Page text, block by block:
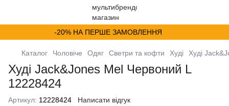
-20% НА ПЕРШЕ ЗАМОВЛЕННЯ
Каталог Чоловіче Одяг Светри та кофти Худі Худі
Худі Jack&Jones Mel Червоний L
12228424
Артикул: 12228424 Написати відгук